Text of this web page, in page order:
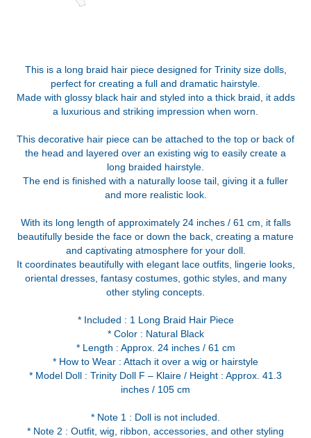
This is a long braid hair piece designed for Trinity size dolls,
perfect for creating a full and dramatic hairstyle.
Made with glossy black hair and styled into a thick braid, it adds
a luxurious and striking impression when worn.
This decorative hair piece can be attached to the top or back of
the head and layered over an existing wig to easily create a
long braided hairstyle.
The end is finished with a naturally loose tail, giving it a fuller
and more realistic look.
With its long length of approximately 24 inches / 61 cm, it falls
beautifully beside the face or down the back, creating a mature
and captivating atmosphere for your doll.
It coordinates beautifully with elegant lace outfits, lingerie looks,
oriental dresses, fantasy costumes, gothic styles, and many
other styling concepts.
* Included : 1 Long Braid Hair Piece
* Color : Natural Black
* Length : Approx. 24 inches / 61 cm
* How to Wear : Attach it over a wig or hairstyle
* Model Doll : Trinity Doll F – Klaire / Height : Approx. 41.3
inches / 105 cm
* Note 1 : Doll is not included.
* Note 2 : Outfit, wig, ribbon, accessories, and other styling